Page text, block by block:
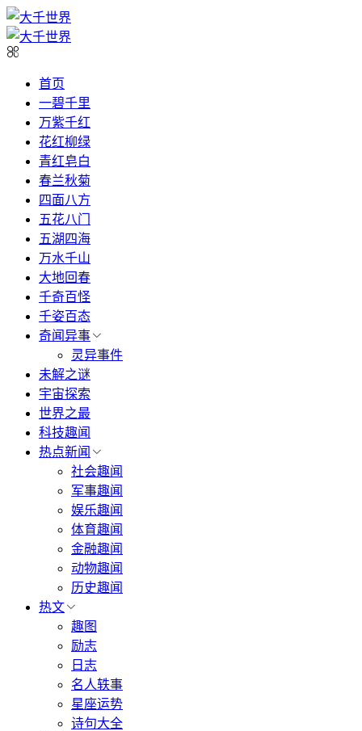
首页
一碧千里
万紫千红
花红柳绿
青红皂白
春兰秋菊
四面八方
五花八门
五湖四海
万水千山
大地回春
千奇百怪
千姿百态
奇闻异事
灵异事件
未解之谜
宇宙探索
世界之最
科技趣闻
热点新闻
社会趣闻
军事趣闻
娱乐趣闻
体育趣闻
金融趣闻
动物趣闻
历史趣闻
热文
趣图
励志
日志
名人轶事
星座运势
诗句大全